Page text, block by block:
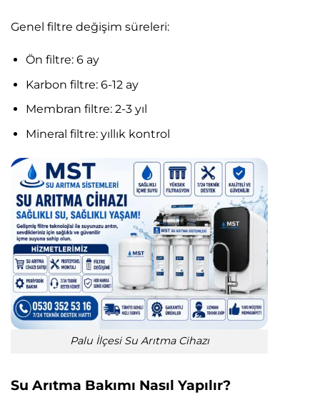
Genel filtre değişim süreleri:
Ön filtre: 6 ay
Karbon filtre: 6-12 ay
Membran filtre: 2-3 yıl
Mineral filtre: yıllık kontrol
Palu İlçesi Su Arıtma Cihazı
Su Arıtma Bakımı Nasıl Yapılır?